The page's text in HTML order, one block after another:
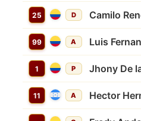
25 D Camilo
99 A Luis
1 P Jhony De
11 A Hector